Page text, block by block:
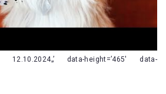
data-height=’465′ data-